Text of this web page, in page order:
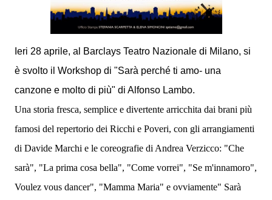
Ieri 28 aprile, al Barclays Teatro Nazionale di Milano, si
è svolto il Workshop di "Sarà perché ti amo- una
canzone e molto di più" di Alfonso Lambo.
Una storia fresca, semplice e divertente arricchita dai brani più
famosi del repertorio dei Ricchi e Poveri, con gli arrangiamenti
di Davide Marchi e le coreografie di Andrea Verzicco: "Che
sarà", "La prima cosa bella", "Come vorrei", "Se m'innamoro",
Voulez vous dancer", "Mamma Maria" e ovviamente" Sarà